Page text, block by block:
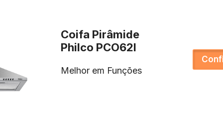
Coifa Pirâmide
Philco PCO62I
Melhor em Funções